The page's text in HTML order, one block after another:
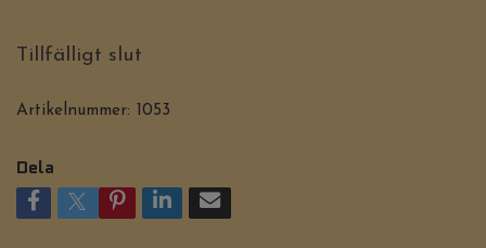
Tillfälligt slut
Artikelnummer: 1053
Dela